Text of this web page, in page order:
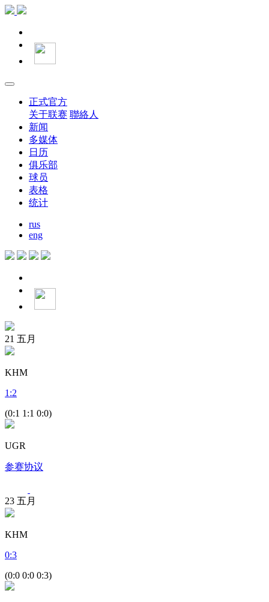
正式官方
关于联赛 聯絡人
新闻
多媒体
日历
俱乐部
球员
表格
统计
rus
eng
21 五月
KHM
1 :2
(0:1 1:1 0:0)
UGR
参赛协议
23 五月
KHM
0:3
(0:0 0:0 0:3)